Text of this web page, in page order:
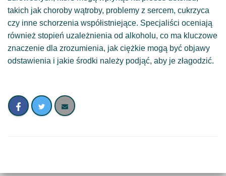
takich jak choroby wątroby, problemy z sercem, cukrzyca
czy inne schorzenia współistniejące. Specjaliści oceniają
również stopień uzależnienia od alkoholu, co ma kluczowe
znaczenie dla zrozumienia, jak ciężkie mogą być objawy
odstawienia i jakie środki należy podjąć, aby je złagodzić.